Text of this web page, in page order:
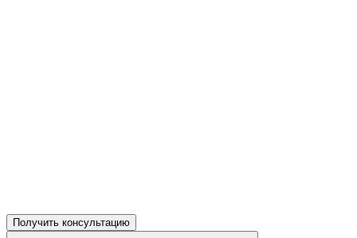
Получить консультацию